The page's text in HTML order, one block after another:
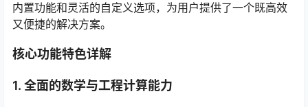
内置功能和灵活的自定义选项，为用户提供了一个既高效
又便捷的解决方案。
核心功能特色详解
1. 全面的数学与工程计算能力